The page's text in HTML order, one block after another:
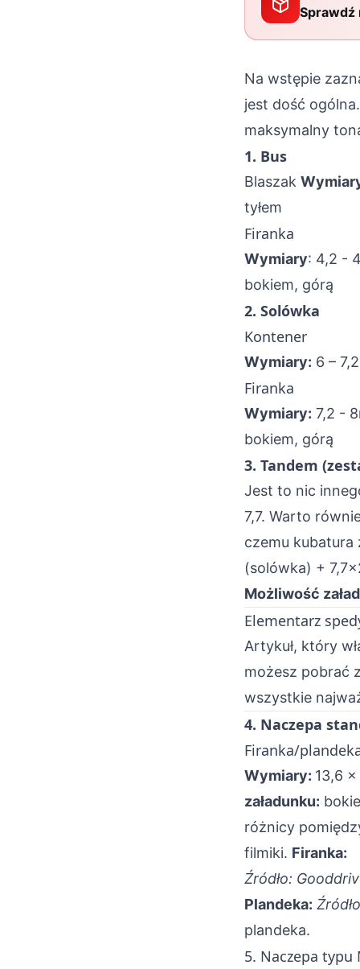
Sprawdź
Na wstępie
jest dość
maksymalny
1. Bus
Blaszak
tyłem
Firanka
Wymiary: 4,2 -
bokiem, górą
2. Solówka
Kontener
Wymiary: 6 –
Firanka
Wymiary: 7,2 -
bokiem, górą
3. Tandem
Jest to nic
7,7. Warto
czemu
(solówka) +
Możliwość
Elementarz
Artykuł, który
możesz pobrać
wszystkie
4. Naczepa
Firanka/
Wymiary: 13,6
załadunku:
różnicy
filmiki. Firanka:
Źródło:
Plandeka:
plandeka.
5. Naczepa typu